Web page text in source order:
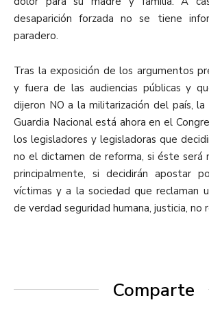
desaparición forzada no se tiene
paradero.
Tras la exposición de los argumentos
y fuera de las audiencias públicas y
dijeron NO a la militarización del país, la
Guardia Nacional está ahora en el
los legisladores y legisladoras que
no el dictamen de reforma, si éste será
principalmente, si decidirán apostar
víctimas y a la sociedad que reclaman
de verdad seguridad humana, justicia, no
Comparte